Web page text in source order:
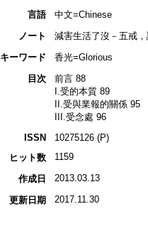
言語
中文=Chinese
ノート
減害生活了沒－五戒
キーワード
香光=Glorious
目次
前言 88
I.受的本質 89
II.受與業報的關係 95
III.受念處 96
ISSN
10275126 (P)
ヒット数
1159
作成日 2013.03.13
更新日期 2017.11.30